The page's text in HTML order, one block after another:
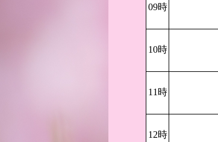
09時
10時
11時
12時